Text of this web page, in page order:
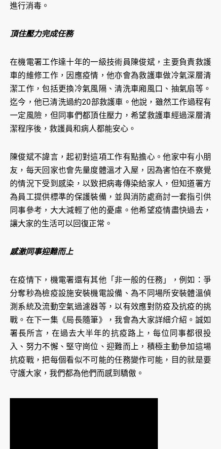
進行消毒。
頂住壓力完成任務
在機電署工作達十年的一級技術員陳俊斌，主要負責救護
車的維修工作，因應疫情，他亦會為救護車做冷氣深層清
潔工作，包括更換冷氣風隔、清洗車廂風口、抽氣扇等。
迄今，他已清洗過約20部救護車。他說，雖然工作過程有
一定風險，但同事們都頂住壓力，希望救護車經過深層清
潔程序後，救護員和病人都能安心。
陳俊斌不諱言，起初對這項工作有點擔心。他家中有小朋
友，每天回家也會先量度體溫才入屋，因為害怕在不察覺
的情況下受到感染，以致把病毒傳染給家人，但知道署方
為員工提供標準的保護裝備，並與消防處商討一套指引供
同事參考，大大減輕了他的憂慮。他希望疫情盡快過去，
讓大家的生活可以回復正常。
感激同事迎難而上
在疫情下，機電署還有其他「非一般的任務」，例如：爭
分奪秒為檢疫設施安裝機電設備、為不同場所安裝體溫偵
測系統及流動空氣過濾器等，以有效應對防疫及抗疫的挑
戰。在下一集《局長隨筆》，我會為大家詳細介紹。誠如
署長所言，在過去大半年的抗疫路上，每位同事都很投
入、努力不懈、堅守崗位、迎難而上，積極主動參加這場
抗疫戰，把每個看似不可能的任務變作可能，目的就是要
守護大家，我們都為他們而感到驕傲。